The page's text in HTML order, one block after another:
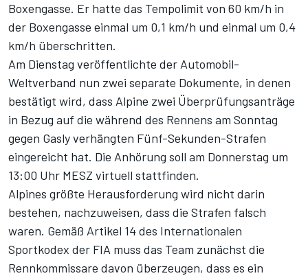
Boxengasse. Er hatte das Tempolimit von 60 km/h in
der Boxengasse einmal um 0,1 km/h und einmal um 0,4
km/h überschritten.
Am Dienstag veröffentlichte der Automobil-
Weltverband nun zwei separate Dokumente, in denen
bestätigt wird, dass Alpine zwei Überprüfungsanträge
in Bezug auf die während des Rennens am Sonntag
gegen Gasly verhängten Fünf-Sekunden-Strafen
eingereicht hat. Die Anhörung soll am Donnerstag um
13:00 Uhr MESZ virtuell stattfinden.
Alpines größte Herausforderung wird nicht darin
bestehen, nachzuweisen, dass die Strafen falsch
waren. Gemäß Artikel 14 des Internationalen
Sportkodex der FIA muss das Team zunächst die
Rennkommissare davon überzeugen, dass es ein